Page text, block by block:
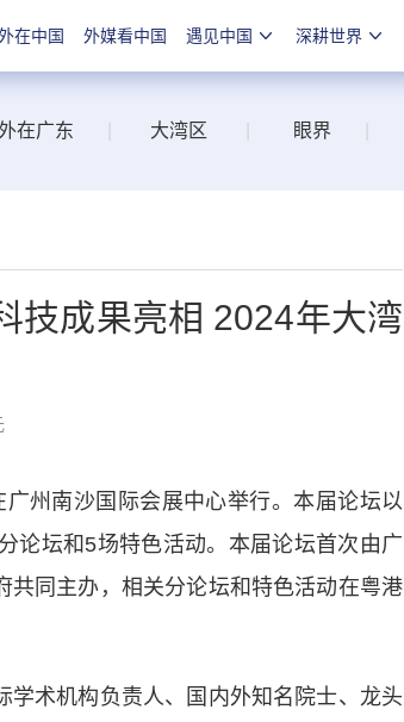
在中国 外媒看中国 遇见中国 深耕世界
在广东 大湾区 眼界
技成果亮相 2024年大湾
州南沙国际会展中心举行。本届论坛以
论坛和5场特色活动。本届论坛首次由广
同主办，相关分论坛和特色活动在粤港
术机构负责人、国内外知名院士、龙头